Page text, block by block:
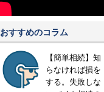
おすすめのコラム
【簡単相続】知
らなければ損を
する。失敗しな